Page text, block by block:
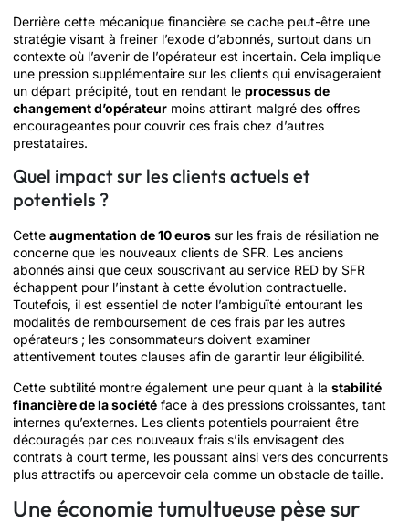
Derrière cette mécanique financière se cache peut-être une
stratégie visant à freiner l’exode d’abonnés, surtout dans un
contexte où l’avenir de l’opérateur est incertain. Cela implique
une pression supplémentaire sur les clients qui envisageraient
un départ précipité, tout en rendant le processus de
changement d’opérateur moins attirant malgré des offres
encourageantes pour couvrir ces frais chez d’autres
prestataires.
Quel impact sur les clients actuels et
potentiels ?
Cette augmentation de 10 euros sur les frais de résiliation ne
concerne que les nouveaux clients de SFR. Les anciens
abonnés ainsi que ceux souscrivant au service RED by SFR
échappent pour l’instant à cette évolution contractuelle.
Toutefois, il est essentiel de noter l’ambiguïté entourant les
modalités de remboursement de ces frais par les autres
opérateurs ; les consommateurs doivent examiner
attentivement toutes clauses afin de garantir leur éligibilité.
Cette subtilité montre également une peur quant à la stabilité
financière de la société face à des pressions croissantes, tant
internes qu’externes. Les clients potentiels pourraient être
découragés par ces nouveaux frais s’ils envisagent des
contrats à court terme, les poussant ainsi vers des concurrents
plus attractifs ou apercevoir cela comme un obstacle de taille.
Une économie tumultueuse pèse sur